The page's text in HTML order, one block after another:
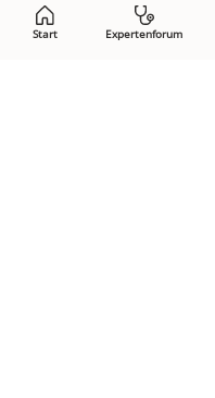
Start Expertenforum